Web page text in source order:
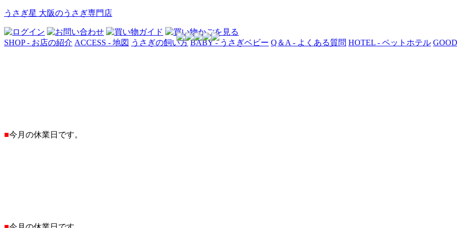
うさぎ星 大阪のうさぎ専門店
SHOP - お店の紹介 ACCESS - 地図 うさぎの飼い方 BABY - うさぎベビー Q＆A - よくある質問 HOTEL - ペットホテル
■今月の休業日です。